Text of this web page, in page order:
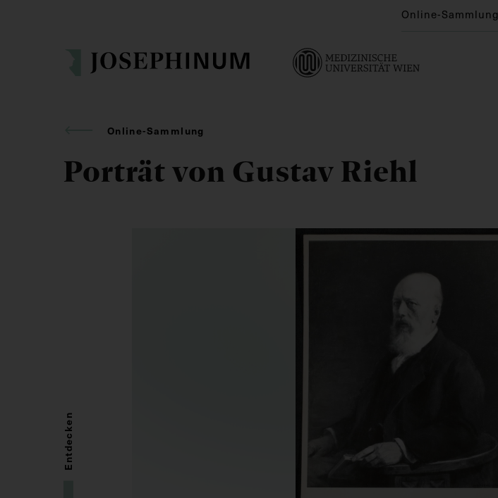
Online-Sammlung
Online-Sammlung
Porträt von Gustav Riehl
Entdecken